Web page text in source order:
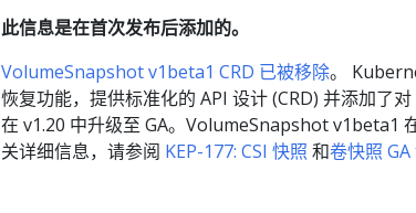
此信息是在首次发布后添加的。
VolumeSnapshot v1beta1 CRD 已被移除。
恢复功能，提供标准化的 API 设计 (CRD) 并添加了
在 v1.20 中升级至 GA。VolumeSnapshot v1beta1
关详细信息，请参阅 KEP-177: CSI 快照 和卷快照 GA